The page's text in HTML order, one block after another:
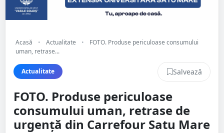
Acasă • Actualitate •
FOTO. Produse periculoase consumului
uman, retrase...
Actualitate Salvează
FOTO. Produse periculoase
consumului uman, retrase de
urgență din Carrefour Satu Mare